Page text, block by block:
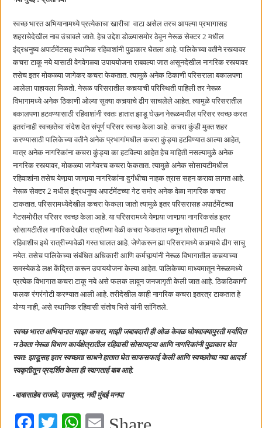
छत्रपती शिवाजी महाराज महाराजस्व समाधान शिबिरास पनवेलमध्ये उत्स्फूर्त प्रतिसाद
स्वच्छ भारत अभियानामध्ये प्रत्येकाचा खारीचा वाटा असेल तरच आपल्या प्रभागासह
शहराचेदेखील नाव उंचावले जाते. हेच उद्देश डोळ्यासमोर ठेवून नेरूळ सेक्टर 2 मधील
इंद्रधनुष्य अपार्टमेंटसह स्थानिक रहिवाशांनी पुढाकार घेतला आहे. पालिकेच्या वतीने रस्त्यावर
कचरा टाकू नये यासाठी वेगवेगळ्या उपाययोजना राबवल्या जात असूनदेखील नागरिक रस्त्यावर
तसेच इतर मोकळ्या जागेकर कचरा फेकतात. त्यामुळे अनेक ठिकाणी परिसराला बकालपणा
आलेला पाहायला मिळतो. नेरूळ परिसरातील कचर्‍याची परिस्थिती पाहिली तर नेरूळ
विभागामध्ये अनेक ठिकाणी ओल्या सुक्या कचर्‍याचे ढीग साचलेले आहेत. त्यामुळे परिसरातील
बकालपणा हटवण्यासाठी रहिवाशांनी स्वतः हातात झाडू घेऊन नेरूळमधील परिसर स्वच्छ करत
इतरांनाही स्वच्छतेचा संदेश देत संपूर्ण परिसर स्वच्छ केला आहे. कचरा कुंडी मुक्त शहर
करण्यासाठी पालिकेच्या वतीने अनेक प्रभागांमधील कचरा कुंड्या हटविण्यात आल्या आहेत,
मात्र अनेक नागरिकांना कचरा कुंड्या का हटविल्या आहेत हेच माहिती नसल्यामुळे अनेक
नागरिक रस्त्यावर, मोकळ्या जागेवरच कचरा फेकतात. त्यामुळे अनेक सोसायटीमधील
रहिवाशांना तसेच येणार्‍या जाणार्‍या नागरिकांना दुर्गंधीचा नाहक त्रास सहन करावा लागत आहे.
नेरूळ सेक्टर 2 मधील इंद्रधनुष्य अपार्टमेंटच्या गेट समोर अनेक वेळा नागरिक कचरा
टाकतात. परिसरामध्येदेखील कचरा फेकला जातो त्यामुळे इतर परिसरासह अपार्टमेंटच्या
गेटसमोरील परिसर स्वच्छ केला आहे. या परिसरामध्ये येणार्‍या जाणार्‍या नागरिकसंह इतर
सोसायटीतील नागरिकदेखील रात्रीच्या वेळी कचरा फेकतात म्हणून सोसायटी मधील
रहिवाशीच इथे रात्रीच्यावेळी गस्त घालत आहे. जेणेकरून ह्या परिसरामध्ये कचर्‍याचे ढीग साचू
नयेत. तसेच पालिकेच्या संबंधित अधिकारी आणि कर्मचार्‍यांनी नेरूळ विभागातील कचर्‍याच्या
समस्येकडे लक्ष केंद्रित करून उपाययोजना केल्या आहेत. पालिकेच्या माध्यमातून नेरूळमध्ये
प्रत्येक विभागात कचरा टाकू नये असे फलक लावून जनजागृती केली जात आहे. ठिकठिकाणी
फलक रंगरंगोटी करण्यात आली आहे. तरीदेखील काही नागरिक कचरा इतरत्र टाकतात हे
योग्य नाही, असे स्थानिक रहिवासी संतोष भिसे यांनी सांगितले.
स्वच्छ भारत अभियानात माझा कचरा, माझी जबाबदारी ही ओळ केवळ घोषवाक्यापुरती मर्यादित
न ठेवता नेरूळ विभाग कार्यक्षेत्रातील रहिवासी सोसायट्या आणि नागरिकांनी पुढाकार घेत
स्वत: झाडूसह इतर स्वच्छता साधने हातात घेत साफसफाई केली आणि स्वच्छतेचा नवा आदर्श
स्वकृतीतून प्रदर्शित केला ही स्वागतार्ह बाब आहे.
-बाबासाहेब राजळे, उपायुक्त, नवी मुंबई मनपा
Fa T
W E